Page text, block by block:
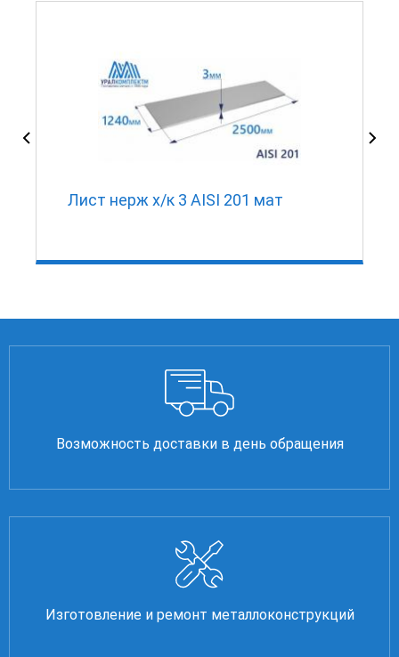
Лист нерж х/к 3 AISI 201 мат
Возможность доставки в день обращения
Изготовление и ремонт металлоконструкций